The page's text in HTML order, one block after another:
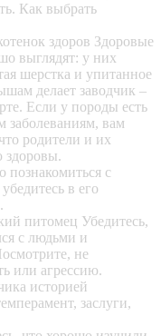
Как выбрать
здоров Здоровые
выглядят: у них
шерстка и упитанное
делает заводчик –
Если у породы есть
заболеваниям, вам
родители и их
здоровы.
познакомиться с
в его
питомец Убедитесь,
с людьми и
не
или агрессию.
историей
заслуги,